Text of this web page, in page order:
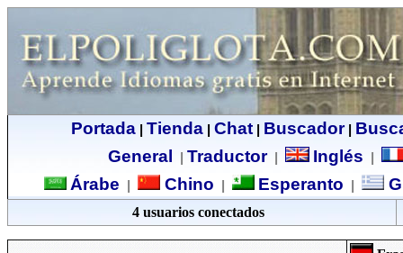
Portada| Tienda| Chat| Buscador|
General
Traductor| Inglés
Árabe Chino Esperanto
4 usuarios conectados